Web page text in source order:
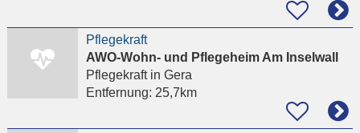
Pflegekraft
AWO-Wohn- und Pflegeheim Am Inselwall
Pflegekraftin Gera
Entfernung: 25,7km